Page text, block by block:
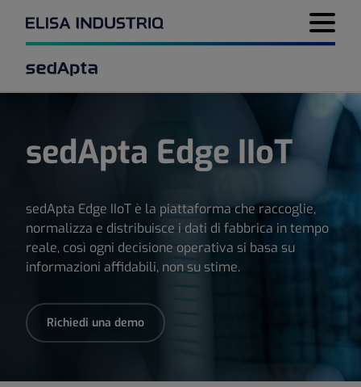
Menu di
sedApta Edge IIoT
sedApta Edge IIoT è la piattaforma che raccoglie,
normalizza e distribuisce i dati di fabbrica in tempo
reale, così ogni decisione operativa si basa su
informazioni affidabili, non su stime.
Richiedi una demo